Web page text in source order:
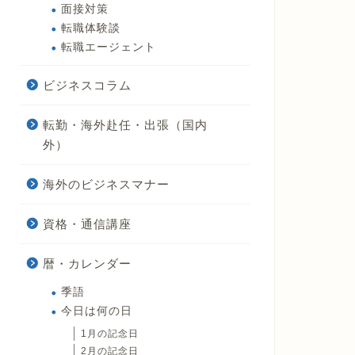
面接対策
転職体験談
転職エージェント
ビジネスコラム
転勤・海外赴任・出張（国内
外）
海外のビジネスマナー
資格・通信講座
暦・カレンダー
季語
今日は何の日
1月の記念日
2月の記念日